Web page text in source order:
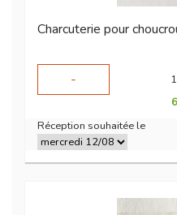
Charcuterie pour
-
1
Réception souhaitée le